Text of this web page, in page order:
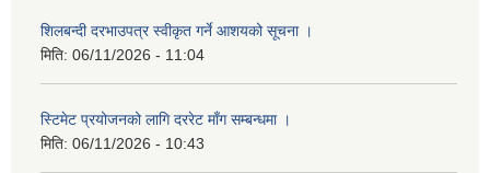
शिलबन्दी दरभाउपत्र स्वीकृत गर्ने आशयको सूचना ।
मिति: 06/11/2026 - 11:04
स्टिमेट प्रयोजनको लागि दररेट माँग सम्बन्धमा ।
मिति: 06/11/2026 - 10:43